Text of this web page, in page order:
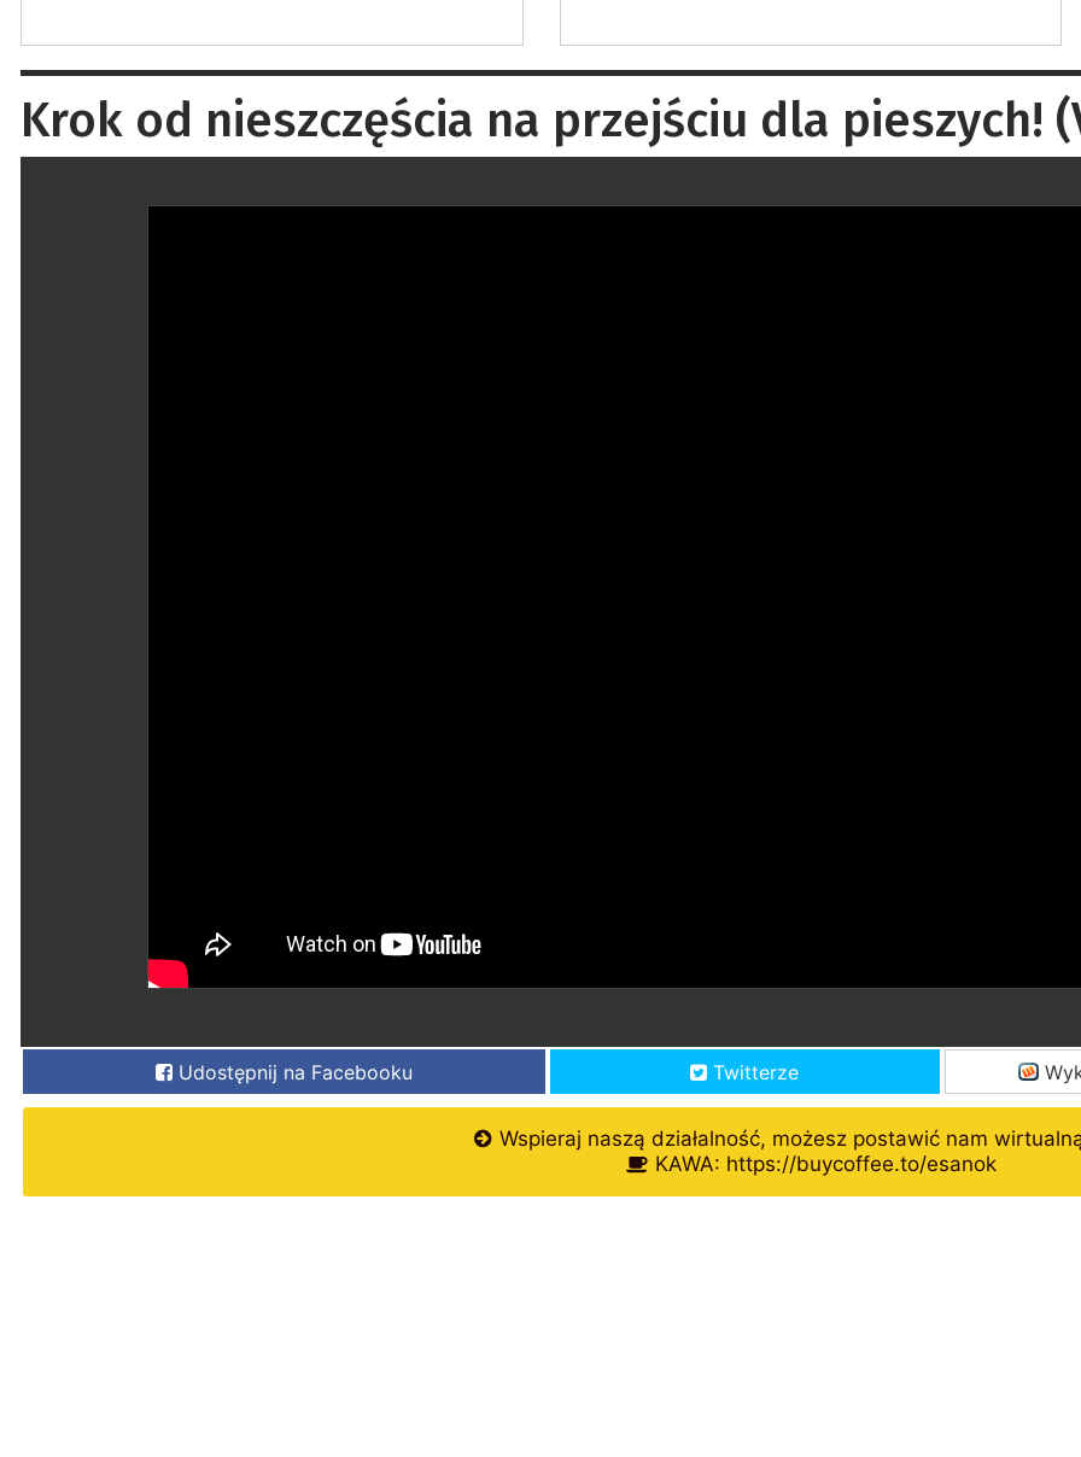
Krok od nieszczęścia na przejściu dla pieszych!
Udostępnij na Facebooku Twitterze
Wspieraj naszą działalność, możesz postawić nam
KAWA: https://buycoffee.to/esanok